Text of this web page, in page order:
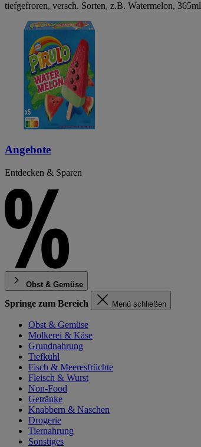
tiefgefroren, versch. Sorten, z.B. Watermelon, 365ml
Angebote
Entdecken & Sparen
Obst & Gemüse
Springe zum Bereich Menü schließen
Obst & Gemüse
Molkerei & Käse
Grundnahrung
Tiefkühl
Fisch & Meeresfrüchte
Fleisch & Wurst
Non-Food
Getränke
Knabbern & Naschen
Drogerie
Tiernahrung
Sonstiges